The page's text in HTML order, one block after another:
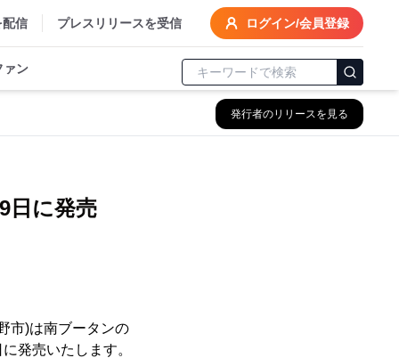
配信 プレスリリースを受信 ログイン/会員登録
ァン
発行者のリリースを見る
日に発売
市)は南ブータンの
発売いたします。